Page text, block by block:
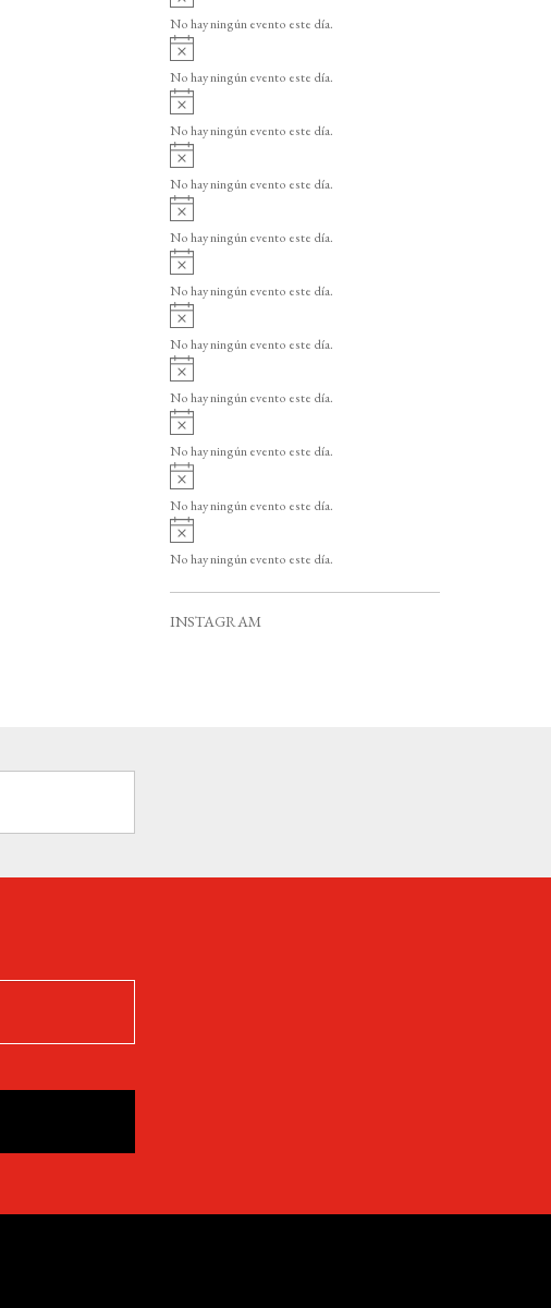
o
v
i
o
No hay ningún evento este día.
v
i
o
No hay ningún evento este día.
v
i
o
No hay ningún evento este día.
v
i
o
No hay ningún evento este día.
v
i
o
No hay ningún evento este día.
v
i
o
No hay ningún evento este día.
v
i
o
No hay ningún evento este día.
v
i
o
No hay ningún evento este día.
v
i
o
No hay ningún evento este día.
A
v
i
o
No hay ningún evento este día.
A
v
i
No hay ningún evento este día.
INSTAGRAM